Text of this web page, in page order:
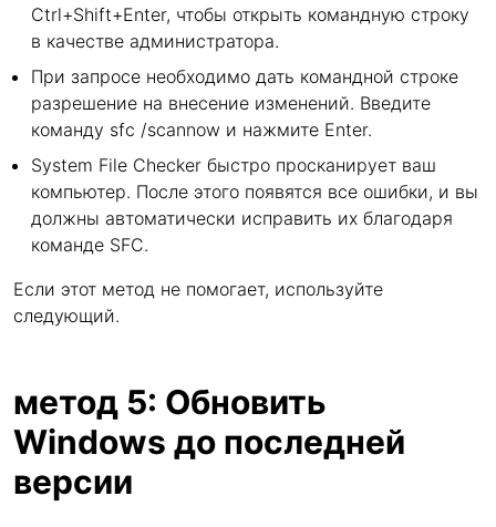
Ctrl+Shift+Enter, чтобы открыть командную строку
в качестве администратора.
При запросе необходимо дать командной строке
разрешение на внесение изменений. Введите
команду sfc /scannow и нажмите Enter.
System File Checker быстро просканирует ваш
компьютер. После этого появятся все ошибки, и вы
должны автоматически исправить их благодаря
команде SFC.
Если этот метод не помогает, используйте
следующий.
метод 5: Обновить
Windows до последней
версии